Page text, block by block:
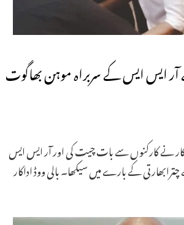
آر ایس ایس کے سربراہ موہن بھاگوت
نے کارکنوں سے بات چیت کی اور آر ایس ایس
کے بارے میں سیکھا۔ بالی ووڈ اداکار